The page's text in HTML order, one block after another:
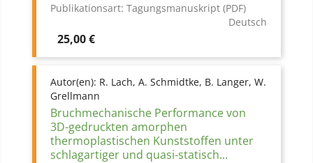
Publikationsart: Tagungsmanuskript (PDF)
Deutsch
Preis
25,00 €
Autor(en): R. Lach, A. Schmidtke, B. Langer, W.
Grellmann
Bruchmechanische Performance von
3D-gedruckten amorphen
thermoplastischen Kunststoffen unter
schlagartiger und quasi-statisch...